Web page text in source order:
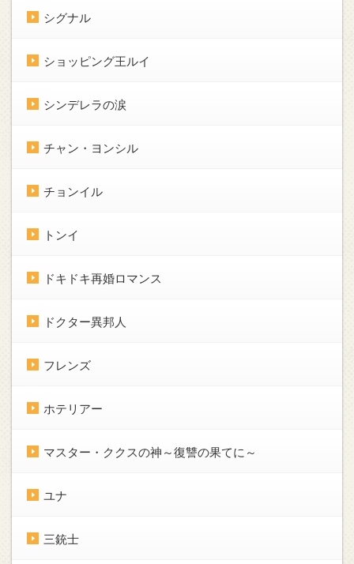
シグナル
ショッピング王ルイ
シンデレラの涙
チャン・ヨンシル
チョンイル
トンイ
ドキドキ再婚ロマンス
ドクター異邦人
フレンズ
ホテリアー
マスター・ククスの神～復讐の果てに～
ユナ
三銃士